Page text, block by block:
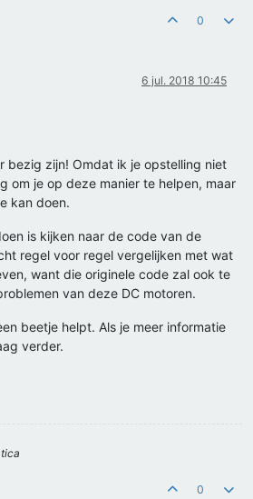
0
6 jul. 2018 10:45
bezig zijn! Omdat ik je opstelling niet
om je op deze manier te helpen, maar
kan doen.
is kijken naar de code van de
regel voor regel vergelijken met wat
want die originele code zal ook te
van deze DC motoren.
beetje helpt. Als je meer informatie
verder.
0